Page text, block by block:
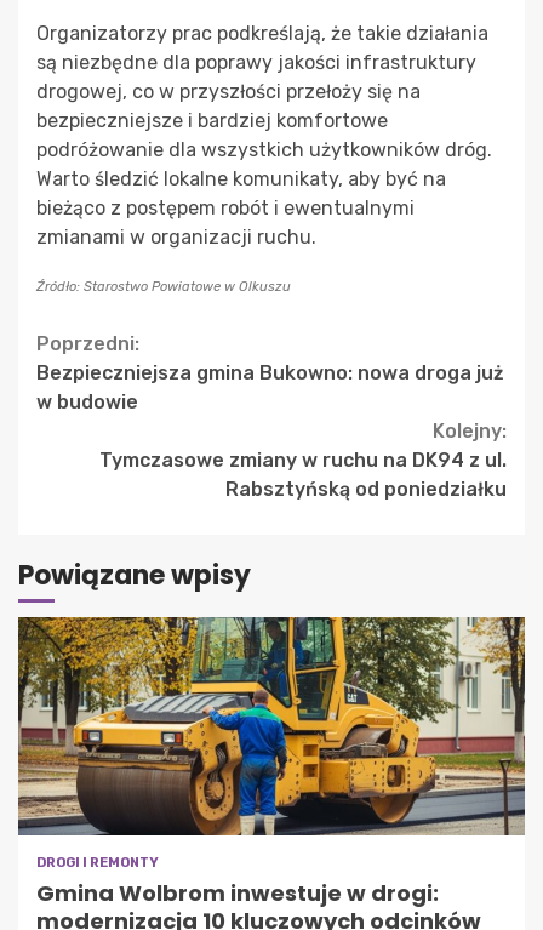
Organizatorzy prac podkreślają, że takie działania
są niezbędne dla poprawy jakości infrastruktury
drogowej, co w przyszłości przełoży się na
bezpieczniejsze i bardziej komfortowe
podróżowanie dla wszystkich użytkowników dróg.
Warto śledzić lokalne komunikaty, aby być na
bieżąco z postępem robót i ewentualnymi
zmianami w organizacji ruchu.
Źródło: Starostwo Powiatowe w Olkuszu
Continue
Reading
Poprzedni:
Bezpieczniejsza gmina Bukowno: nowa droga już
w budowie
Kolejny:
Tymczasowe zmiany w ruchu na DK94 z ul.
Rabsztyńską od poniedziałku
Powiązane wpisy
DROGI I REMONTY
Gmina Wolbrom inwestuje w drogi:
modernizacja 10 kluczowych odcinków